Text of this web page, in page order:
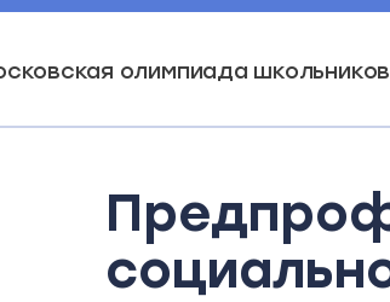
олимпиада школьников